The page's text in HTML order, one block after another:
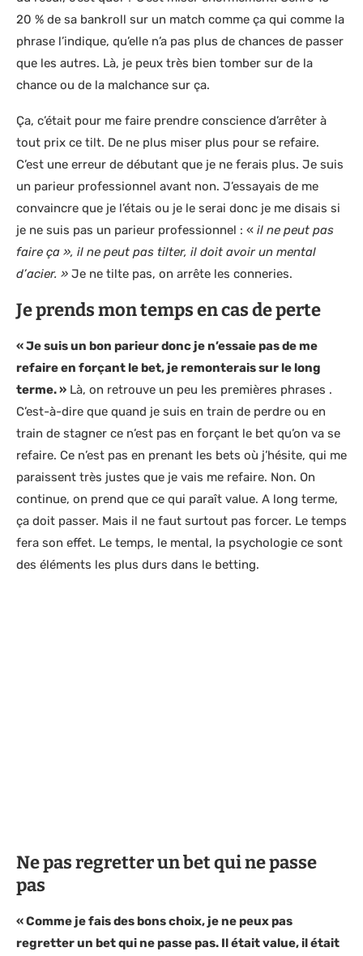
20 % de sa bankroll sur un match comme ça qui comme la
phrase l’indique, qu’elle n’a pas plus de chances de passer
que les autres. Là, je peux très bien tomber sur de la
chance ou de la malchance sur ça.
Ça, c’était pour me faire prendre conscience d’arrêter à
tout prix ce tilt. De ne plus miser plus pour se refaire.
C’est une erreur de débutant que je ne ferais plus. Je suis
un parieur professionnel avant non. J’essayais de me
convaincre que je l’étais ou je le serai donc je me disais si
je ne suis pas un parieur professionnel : « il ne peut pas
faire ça », il ne peut pas tilter, il doit avoir un mental
d’acier. » Je ne tilte pas, on arrête les conneries.
Je prends mon temps en cas de perte
« Je suis un bon parieur donc je n’essaie pas de me
refaire en forçant le bet, je remonterais sur le long
terme. » Là, on retrouve un peu les premières phrases .
C’est-à-dire que quand je suis en train de perdre ou en
train de stagner ce n’est pas en forçant le bet qu’on va se
refaire. Ce n’est pas en prenant les bets où j’hésite, qui me
paraissent très justes que je vais me refaire. Non. On
continue, on prend que ce qui paraît value. A long terme,
ça doit passer. Mais il ne faut surtout pas forcer. Le temps
fera son effet. Le temps, le mental, la psychologie ce sont
des éléments les plus durs dans le betting.
Ne pas regretter un bet qui ne passe
pas
« Comme je fais des bons choix, je ne peux pas
regretter un bet qui ne passe pas. Il était value, il était